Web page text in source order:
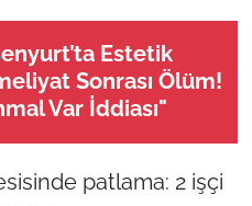
Estetik
Sonrası Ölüm!
Var İddiası"
patlama: 2 işçi